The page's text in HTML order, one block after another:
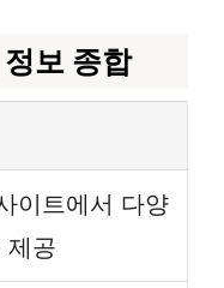
보 종합
이트에서 다양
제공